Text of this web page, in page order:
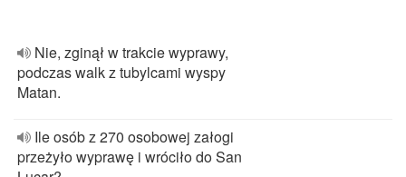
Nie, zginął w trakcie wyprawy,
podczas walk z tubylcami wyspy
Matan.
Ile osób z 270 osobowej załogi
przeżyło wyprawę i wróciło do San